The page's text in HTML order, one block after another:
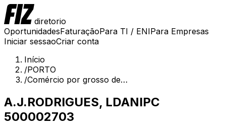
diretorio
OportunidadesFaturaçãoPara TI / ENIPara Empresas
Iniciar sessaoCriar conta
Início
/PORTO
/Comércio por grosso de…
A.J.RODRIGUES, LDANIPC
500002703